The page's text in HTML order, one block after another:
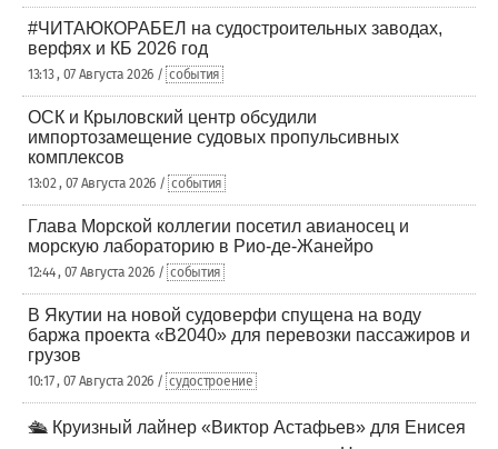
#ЧИТАЮКОРАБЕЛ на судостроительных заводах,
верфях и КБ 2026 год
13:13 , 07 Августа 2026 / события
ОСК и Крыловский центр обсудили
импортозамещение судовых пропульсивных
комплексов
13:02 , 07 Августа 2026 / события
Глава Морской коллегии посетил авианосец и
морскую лабораторию в Рио-де-Жанейро
12:44 , 07 Августа 2026 / события
В Якутии на новой судоверфи спущена на воду
баржа проекта «В2040» для перевозки пассажиров и
грузов
10:17 , 07 Августа 2026 / судостроение
🛳️ Круизный лайнер «Виктор Астафьев» для Енисея